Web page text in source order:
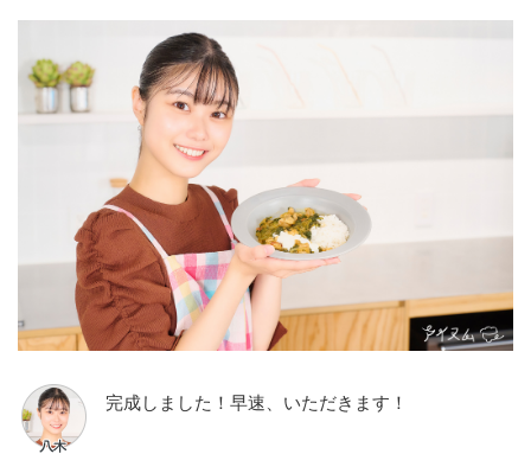
完成しました！早速、いただきます！